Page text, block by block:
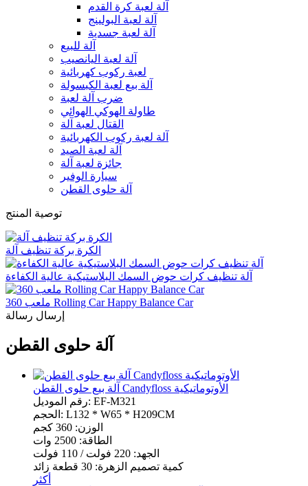
آلة لعبة كرة القدم
آلة لعبة البولينج
آلة لعبة جسدية
آلة للبيع
آلة لعبة اليانصيب
لعبة ركوب كهربائية
آلة بيع لعبة الكبسولة
ضرب آلة لعبة
طاولة الهوكي الهوائي
القتال لعبة آلة
آلة لعبة ركوب الكهربائية
آلة لعبة الصيد
جائزة لعبة آلة
سيارة الوفير
آلة حلوى القطن
توصية المنتج
الكرة بركة تنظيف آلة
آلة تنظيف كرات حوض السمك البلاستيكية عالية الكفاءة
ملعب 360 Rolling Car Happy Balance Car
إرسال رسالة
آلة حلوى القطن
آلة بيع حلوى القطن Candyfloss الأوتوماتيكية
رقم الموديل: EF-M321
الحجم: L132 * W65 * H209CM
الوزن: 360 كجم
الطاقة: 2500 وات
الجهد: 220 فولت / 110 فولت
كمية تصميم الزهرة: 30 قطعة زائد
أكثر